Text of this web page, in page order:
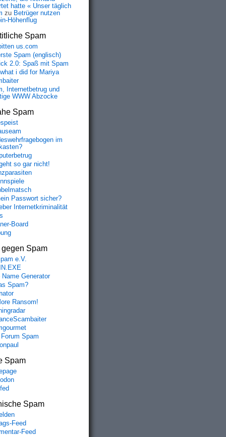
hatte « Unser täglich
zu Betrüger nutzen
Höhenflug
Spam
us.com
Spam (englisch)
2.0: Spaß mit Spam
what i did for Mariya
Internetbetrug und
WWW Abzocke
Spam
im
so gar nicht!
Passwort sicher?
Internetkriminalität
Board
gegen Spam
e.V.
Name Generator
Spam?
Ransom!
Spam
Spam
Spam
Feed
Feed